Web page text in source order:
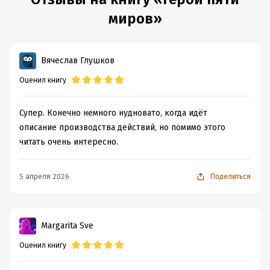
миров»
Вячеслав Глушков
Оценил книгу
Супер. Конечно немного нудновато, когда идёт
описание производства действий, но помимо этого
читать очень интересно.
5 апреля 2026 Поделиться
Margarita Sve
Оценил книгу